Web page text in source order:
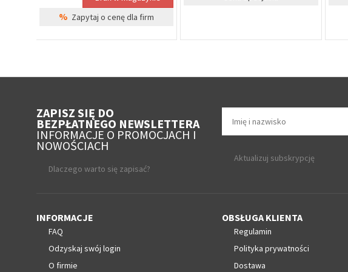
ZAPISZ SIĘ DO
BEZPŁATNEGO NEWSLETTERA
INFORMACJE O PROMOCJACH I
NOWOŚCIACH
Dlaczego warto się zapisać?
Aktualizuj subskrypcję
INFORMACJE
FAQ
Odzyskaj swój login
O firmie
OBSŁUGA KLIENTA
Regulamin
Polityka prywatności
Dostawa